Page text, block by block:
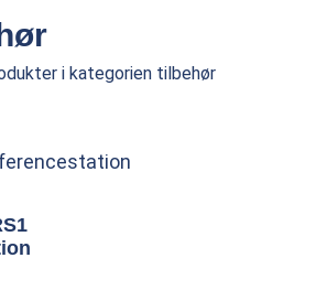
i kategorien tilbehør